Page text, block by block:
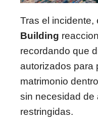
Tras el incidente,
Building
recordando que
autorizados para
matrimonio
sin necesidad de
restringidas.